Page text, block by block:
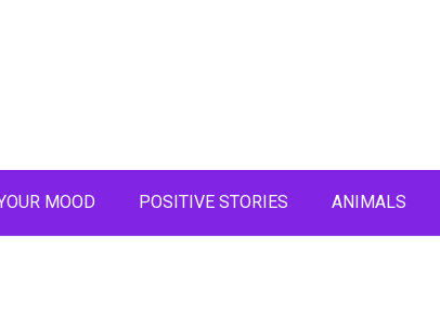
MOOD POSITIVE STORIES ANIMALS